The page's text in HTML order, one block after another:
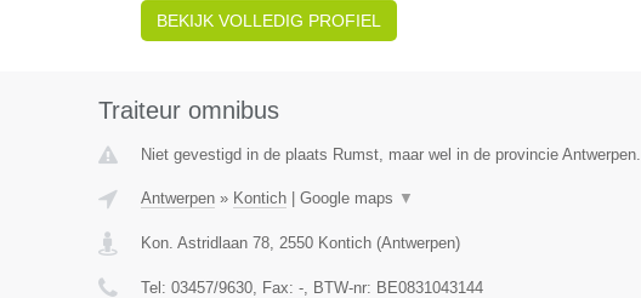
BEKIJK VOLLEDIG PROFIEL
Traiteur omnibus
Niet gevestigd in de plaats Rumst, maar wel in de provincie Antwerpen.
Antwerpen» Kontich| Google maps ▼
Kon. Astridlaan 78, 2550 Kontich(Antwerpen)
Tel: 03457/9630, Fax: -, BTW-nr: BE0831043144